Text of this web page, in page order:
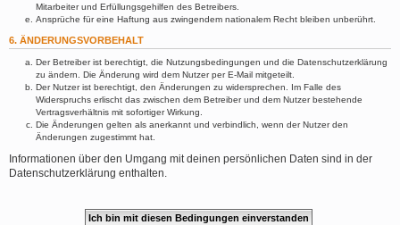
Mitarbeiter und Erfüllungsgehilfen des Betreibers.
Ansprüche für eine Haftung aus zwingendem nationalem Recht bleiben unberührt.
6. ÄNDERUNGSVORBEHALT
Der Betreiber ist berechtigt, die Nutzungsbedingungen und die Datenschutzerklärung
zu ändern. Die Änderung wird dem Nutzer per E-Mail mitgeteilt.
Der Nutzer ist berechtigt, den Änderungen zu widersprechen. Im Falle des
Widerspruchs erlischt das zwischen dem Betreiber und dem Nutzer bestehende
Vertragsverhältnis mit sofortiger Wirkung.
Die Änderungen gelten als anerkannt und verbindlich, wenn der Nutzer den
Änderungen zugestimmt hat.
Informationen über den Umgang mit deinen persönlichen Daten sind in der
Datenschutzerklärung enthalten.